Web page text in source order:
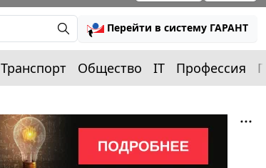
Перейти в систему ГАРАНТ
Транспорт Общество IT Профессия